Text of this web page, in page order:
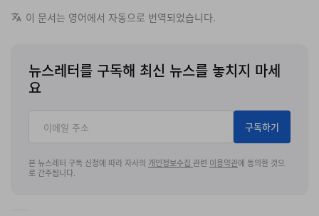
이번 투어의 유럽 구간은 2026년 6월 11일 Manchester
문을 열었다. 이어지는 대규모 여름 멀티나이트 런은
Denmark, Germany, France, Italy 등 주요 거점에서의
Wembley Stadium에서의 5일간 레지던시를 거친 뒤 가
을 아시아로 무대를 옮길 예정이다. 전 세계 시장에서 쏟아
지는 팬들의 폭발적인 수요에 부응하기 위해 주최 측은 최
이 문서는 영어에서 자동으로 번역되었습니다.
뉴스레터를 구독해 최신 뉴스를 놓치지 마세
요
구독하기
본 뉴스레터 구독 신청에 따라 자사의 개인정보수집 관련 이용약관에 동의한 것으
로 간주됩니다.